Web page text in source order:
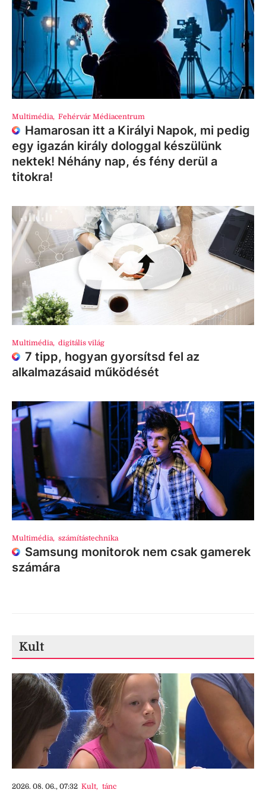
Multimédia, Fehérvár Médiacentrum
Hamarosan itt a Királyi Napok, mi pedig
egy igazán király dologgal készülünk
nektek! Néhány nap, és fény derül a
titokra!
Multimédia, digitális világ
7 tipp, hogyan gyorsítsd fel az
alkalmazásaid működését
Multimédia, számítástechnika
Samsung monitorok nem csak gamerek
számára
Kult
2026. 08. 06., 07:32 Kult, tánc